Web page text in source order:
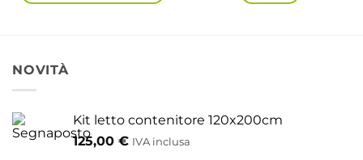
NOVITÀ
Kit letto contenitore 120x200cm
125,00 € IVA inclusa